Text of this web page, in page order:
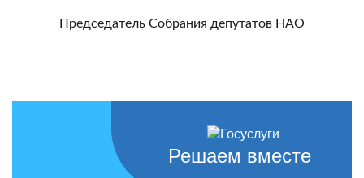
Председатель Собрания депутатов НАО
Решаем вместе